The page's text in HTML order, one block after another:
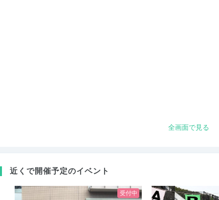
全画面で見る
近くで開催予定のイベント
受付中